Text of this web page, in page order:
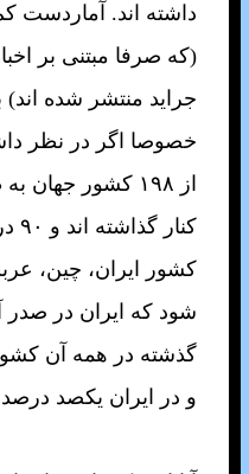
(که صرفا مبتنی بر
جرايد منتشر شده
از ۱۹۸ کشور
کشور ايران، چين،
شود که ايران در صدر
و در ايران يکصد